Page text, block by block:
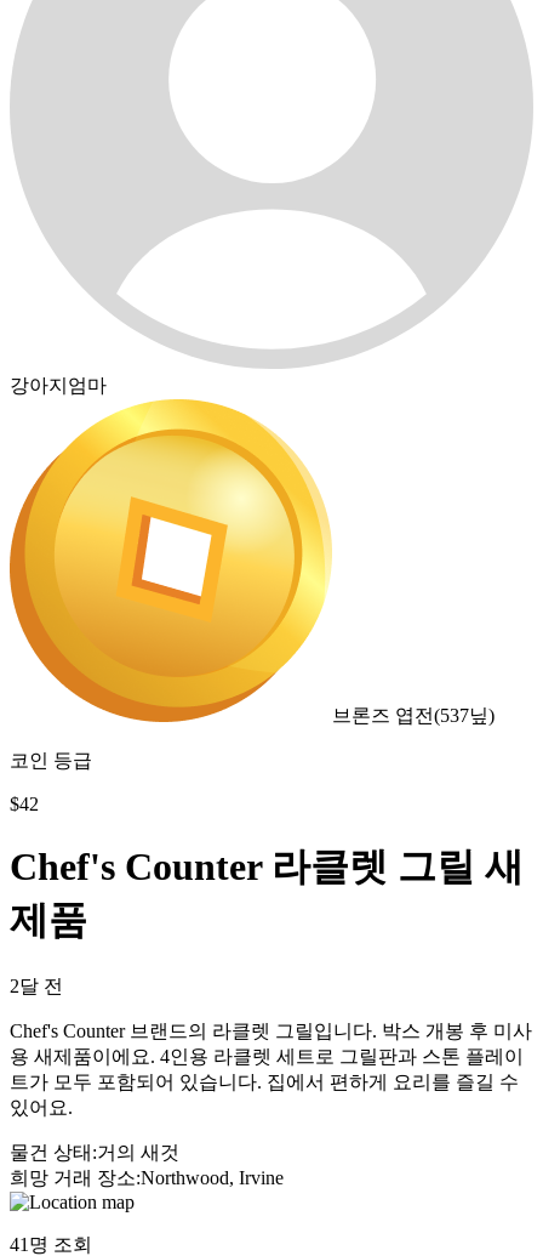
강아지엄마
브론즈 엽전(537닢)
코인 등급
$42
Chef's Counter 라클렛 그릴 새
제품
2달 전
Chef's Counter 브랜드의 라클렛 그릴입니다. 박스 개봉 후 미사
용 새제품이에요. 4인용 라클렛 세트로 그릴판과 스톤 플레이
트가 모두 포함되어 있습니다. 집에서 편하게 요리를 즐길 수
있어요.
물건 상태 :거의 새것
희망 거래 장소:Northwood, Irvine
41 명 조회